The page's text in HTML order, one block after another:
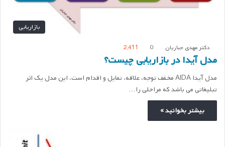
بازاریابی
دکتر مهدی جباریان 0
2,411
مدل آیدا در بازاریابی چیست؟
مدل آیدا AIDA مخفف توجه، علاقه، تمایل و اقدام است. این مدل یک اثر
تبلیغاتی می باشد که مراحلی را…
بیشتر بخوانید »